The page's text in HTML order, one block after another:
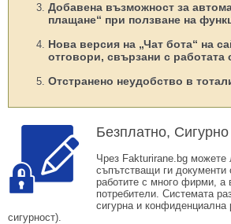
Добавена възможност за
плащане“ при ползване на
Нова версия на „Чат бота“ на
отговори, свързани с работата
Отстранено неудобство в
Безплатно,
Чрез Fakturirane.bg можете
съпътстващи ги
работите с много фирми, а
потребители. Системата
сигурна и
сигурност).